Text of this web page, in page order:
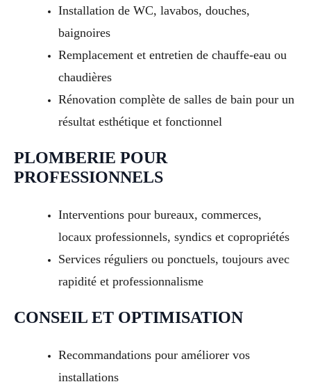
Installation de WC, lavabos, douches,
baignoires
Remplacement et entretien de chauffe-eau ou
chaudières
Rénovation complète de salles de bain pour un
résultat esthétique et fonctionnel
PLOMBERIE POUR
PROFESSIONNELS
Interventions pour bureaux, commerces,
locaux professionnels, syndics et copropriétés
Services réguliers ou ponctuels, toujours avec
rapidité et professionnalisme
CONSEIL ET OPTIMISATION
Recommandations pour améliorer vos
installations